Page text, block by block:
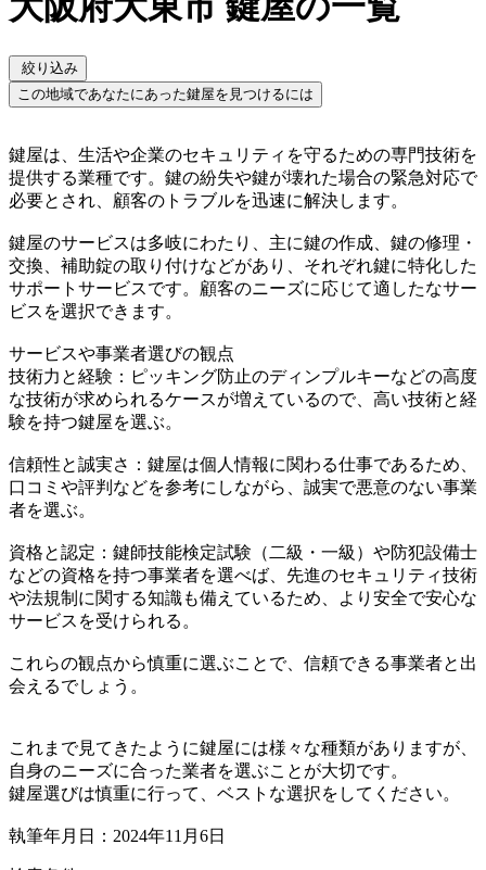
絞り込み
この地域であなたにあった鍵屋を見つけるには
鍵屋は、生活や企業のセキュリティを守るための専門技術を
提供する業種です。鍵の紛失や鍵が壊れた場合の緊急対応で
必要とされ、顧客のトラブルを迅速に解決します。
鍵屋のサービスは多岐にわたり、主に鍵の作成、鍵の修理・
交換、補助錠の取り付けなどがあり、それぞれ鍵に特化した
サポートサービスです。顧客のニーズに応じて適したなサー
ビスを選択できます。
サービスや事業者選びの観点
技術力と経験：ピッキング防止のディンプルキーなどの高度
な技術が求められるケースが増えているので、高い技術と経
験を持つ鍵屋を選ぶ。
信頼性と誠実さ：鍵屋は個人情報に関わる仕事であるため、
口コミや評判などを参考にしながら、誠実で悪意のない事業
者を選ぶ。
資格と認定：鍵師技能検定試験（二級・一級）や防犯設備士
などの資格を持つ事業者を選べば、先進のセキュリティ技術
や法規制に関する知識も備えているため、より安全で安心な
サービスを受けられる。
これらの観点から慎重に選ぶことで、信頼できる事業者と出
会えるでしょう。
これまで見てきたように鍵屋には様々な種類がありますが、
自身のニーズに合った業者を選ぶことが大切です。
鍵屋選びは慎重に行って、ベストな選択をしてください。
執筆年月日：2024年11月6日